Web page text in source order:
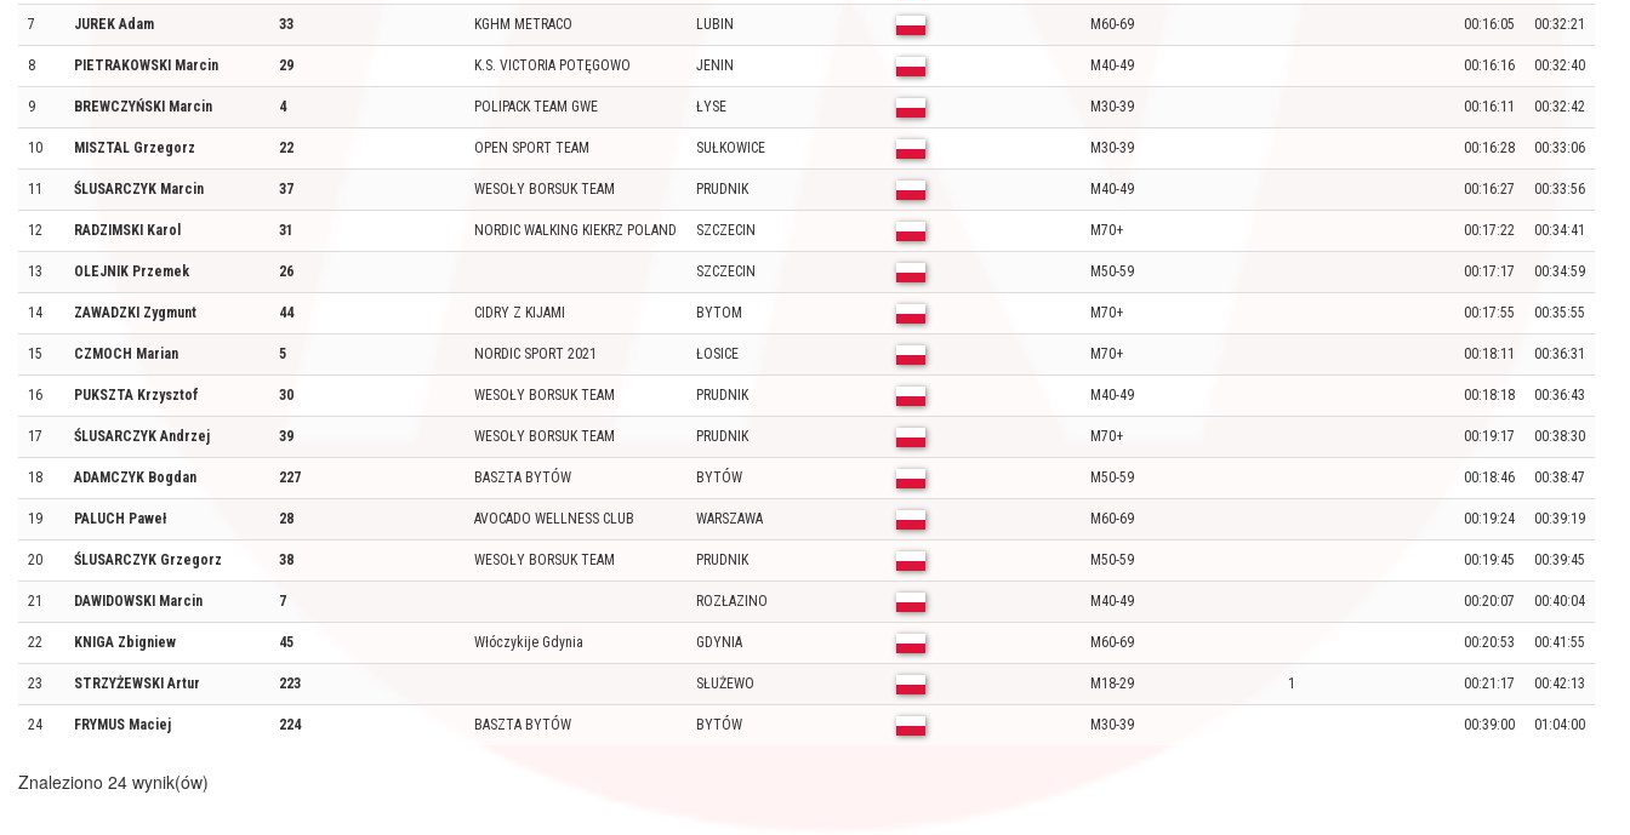
7 JUREK Adam 33 KGHM METRACO LUBIN M60-69 00:16:05 00:32:21
8 PIETRAKOWSKI Marcin 29 K.S. VICTORIA POTĘGOWO JENIN M40-49 00:16:16 00:32:40
9 BREWCZYŃSKI Marcin 4 POLIPACK TEAM GWE ŁYSE M30-39 00:16:11 00:32:42
10 MISZTAL Grzegorz 22 OPEN SPORT TEAM SUŁKOWICE M30-39 00:16:28 00:33:06
11 ŚLUSARCZYK Marcin 37 WESOŁY BORSUK TEAM PRUDNIK M40-49 00:16:27 00:33:56
12 RADZIMSKI Karol 31 NORDIC WALKING KIEKRZ POLAND SZCZECIN M70+ 00:17:22 00:34:41
13 OLEJNIK Przemek 26 SZCZECIN M50-59 00:17:17 00:34:59
14 ZAWADZKI Zygmunt 44 CIDRY Z KIJAMI BYTOM M70+ 00:17:55 00:35:55
15 CZMOCH Marian 5 NORDIC SPORT 2021 ŁOSICE M70+ 00:18:11 00:36:31
16 PUKSZTA Krzysztof 30 WESOŁY BORSUK TEAM PRUDNIK M40-49 00:18:18 00:36:43
17 ŚLUSARCZYK Andrzej 39 WESOŁY BORSUK TEAM PRUDNIK M70+ 00:19:17 00:38:30
18 ADAMCZYK Bogdan 227 BASZTA BYTÓW BYTÓW M50-59 00:18:46 00:38:47
19 PALUCH Paweł 28 AVOCADO WELLNESS CLUB WARSZAWA M60-69 00:19:24 00:39:19
20 ŚLUSARCZYK Grzegorz 38 WESOŁY BORSUK TEAM PRUDNIK M50-59 00:19:45 00:39:45
21 DAWIDOWSKI Marcin 7 ROZŁAZINO M40-49 00:20:07 00:40:04
22 KNIGA Zbigniew 45 Włóczykije Gdynia GDYNIA M60-69 00:20:53 00:41:55
23 STRZYŻEWSKI Artur 223 SŁUŻEWO M18-29 1 00:21:17 00:42:13
24 FRYMUS Maciej 224 BASZTA BYTÓW BYTÓW M30-39 00:39:00 01:04:00
Znaleziono 24 wynik(ów)